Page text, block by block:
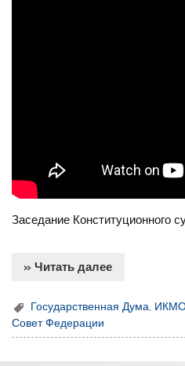
Заседание Конституционного
» Читать далее
Государственная Дума
Совет Федерации